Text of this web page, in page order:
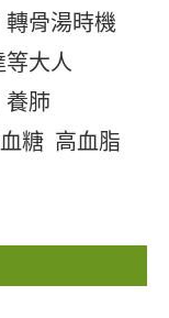
轉骨湯時機
等大人
養肺
糖 高血脂